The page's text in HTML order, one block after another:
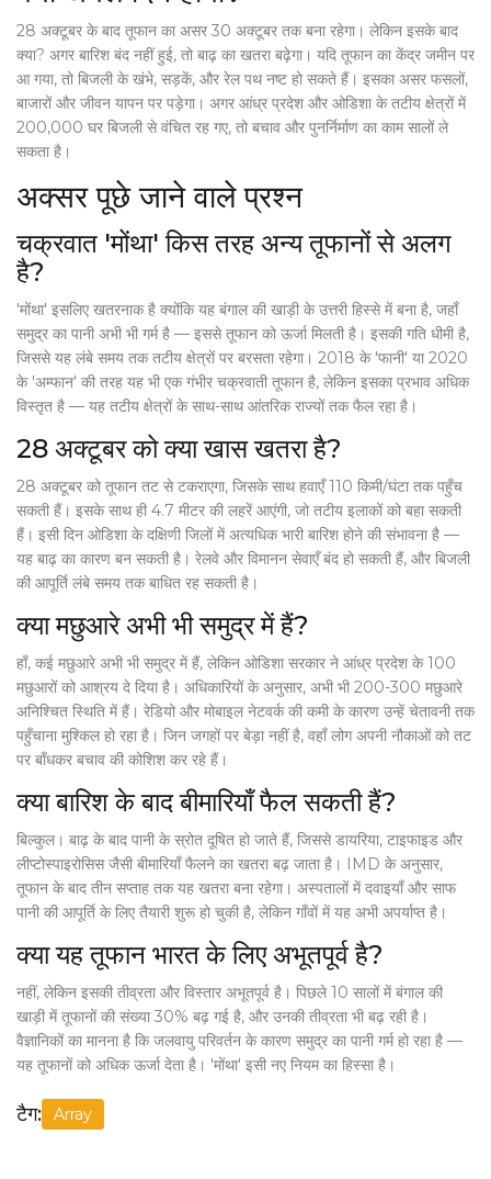
28 अक्टूबर के बाद तूफान का असर 30 अक्टूबर तक बना रहेगा। लेकिन इसके बाद
क्या? अगर बारिश बंद नहीं हुई, तो बाढ़ का खतरा बढ़ेगा। यदि तूफान का केंद्र जमीन पर
आ गया, तो बिजली के खंभे, सड़कें, और रेल पथ नष्ट हो सकते हैं। इसका असर फसलों,
बाजारों और जीवन यापन पर पड़ेगा। अगर आंध्र प्रदेश और ओडिशा के तटीय क्षेत्रों में
200,000 घर बिजली से वंचित रह गए, तो बचाव और पुनर्निर्माण का काम सालों ले
सकता है।
अक्सर पूछे जाने वाले प्रश्न
चक्रवात 'मोंथा' किस तरह अन्य तूफानों से अलग
है?
'मोंथा' इसलिए खतरनाक है क्योंकि यह बंगाल की खाड़ी के उत्तरी हिस्से में बना है, जहाँ
समुद्र का पानी अभी भी गर्म है — इससे तूफान को ऊर्जा मिलती है। इसकी गति धीमी है,
जिससे यह लंबे समय तक तटीय क्षेत्रों पर बरसता रहेगा। 2018 के 'फानी' या 2020
के 'अम्फान' की तरह यह भी एक गंभीर चक्रवाती तूफान है, लेकिन इसका प्रभाव अधिक
विस्तृत है — यह तटीय क्षेत्रों के साथ-साथ आंतरिक राज्यों तक फैल रहा है।
28 अक्टूबर को क्या खास खतरा है?
28 अक्टूबर को तूफान तट से टकराएगा, जिसके साथ हवाएँ 110 किमी/घंटा तक पहुँच
सकती हैं। इसके साथ ही 4.7 मीटर की लहरें आएंगी, जो तटीय इलाकों को बहा सकती
हैं। इसी दिन ओडिशा के दक्षिणी जिलों में अत्यधिक भारी बारिश होने की संभावना है —
यह बाढ़ का कारण बन सकती है। रेलवे और विमानन सेवाएँ बंद हो सकती हैं, और बिजली
की आपूर्ति लंबे समय तक बाधित रह सकती है।
क्या मछुआरे अभी भी समुद्र में हैं?
हाँ, कई मछुआरे अभी भी समुद्र में हैं, लेकिन ओडिशा सरकार ने आंध्र प्रदेश के 100
मछुआरों को आश्रय दे दिया है। अधिकारियों के अनुसार, अभी भी 200-300 मछुआरे
अनिश्चित स्थिति में हैं। रेडियो और मोबाइल नेटवर्क की कमी के कारण उन्हें चेतावनी तक
पहुँचाना मुश्किल हो रहा है। जिन जगहों पर बेड़ा नहीं है, वहाँ लोग अपनी नौकाओं को तट
पर बाँधकर बचाव की कोशिश कर रहे हैं।
क्या बारिश के बाद बीमारियाँ फैल सकती हैं?
बिल्कुल। बाढ़ के बाद पानी के स्रोत दूषित हो जाते हैं, जिससे डायरिया, टाइफाइड और
लीप्टोस्पाइरोसिस जैसी बीमारियाँ फैलने का खतरा बढ़ जाता है। IMD के अनुसार,
तूफान के बाद तीन सप्ताह तक यह खतरा बना रहेगा। अस्पतालों में दवाइयाँ और साफ
पानी की आपूर्ति के लिए तैयारी शुरू हो चुकी है, लेकिन गाँवों में यह अभी अपर्याप्त है।
क्या यह तूफान भारत के लिए अभूतपूर्व है?
नहीं, लेकिन इसकी तीव्रता और विस्तार अभूतपूर्व है। पिछले 10 सालों में बंगाल की
खाड़ी में तूफानों की संख्या 30% बढ़ गई है, और उनकी तीव्रता भी बढ़ रही है।
वैज्ञानिकों का मानना है कि जलवायु परिवर्तन के कारण समुद्र का पानी गर्म हो रहा है —
यह तूफानों को अधिक ऊर्जा देता है। 'मोंथा' इसी नए नियम का हिस्सा है।
टैग: Array